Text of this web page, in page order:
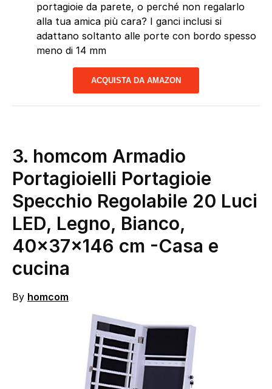
portagioie da parete, o perché non regalarlo
alla tua amica più cara? I ganci inclusi si
adattano soltanto alle porte con bordo spesso
meno di 14 mm
ACQUISTA DA AMAZON
3. homcom Armadio
Portagioielli Portagioie
Specchio Regolabile 20 Luci
LED, Legno, Bianco,
40x37x146 cm -Casa e
cucina
By homcom